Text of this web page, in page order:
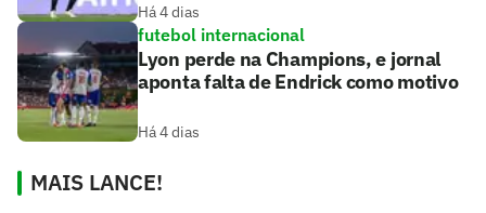
Há 4 dias
futebol internacional
Lyon perde na Champions, e jornal
aponta falta de Endrick como motivo
Há 4 dias
MAIS LANCE!